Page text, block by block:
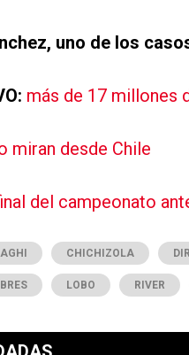
uno de los
más de 17 millones
miran desde Chile
del campeonato
CHICHIZOLA
LOBO RIVER